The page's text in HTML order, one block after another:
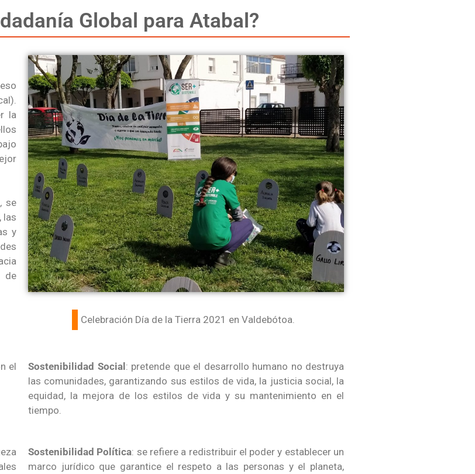
Global para Atabal?
la
se
las
y
de
Celebración Día de la Tierra 2021 en Valdebótoa.
el
Sostenibilidad Social : pretende que el desarrollo humano no destruya
las comunidades, garantizando sus estilos de vida, la justicia social, la
equidad, la mejora de los estilos de vida y su mantenimiento en el
tiempo.
Sostenibilidad Política: se refiere a redistribuir el poder y establecer un
marco jurídico que garantice el respeto a las personas y el planeta,